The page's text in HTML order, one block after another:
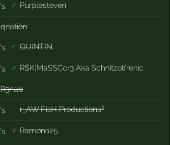
♂ Purplesteven
qnation
♂ QUINTIN
♂ R$K|MaSSCor3 Aka Schnitzolfrenic
R3hab
r_AW FisH Productions²
♀ Ramona25